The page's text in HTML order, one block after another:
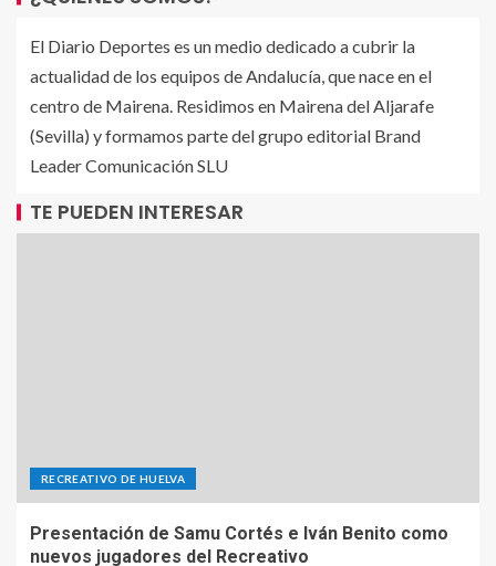
El Diario Deportes es un medio dedicado a cubrir la
actualidad de los equipos de Andalucía, que nace en el
centro de Mairena. Residimos en Mairena del Aljarafe
(Sevilla) y formamos parte del grupo editorial Brand
Leader Comunicación SLU
TE PUEDEN INTERESAR
RECREATIVO DE HUELVA
Presentación de Samu Cortés e Iván Benito como
nuevos jugadores del Recreativo